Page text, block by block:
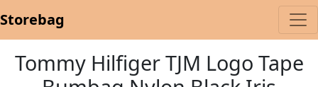
Storebag
Tommy Hilfiger TJM Logo Tape